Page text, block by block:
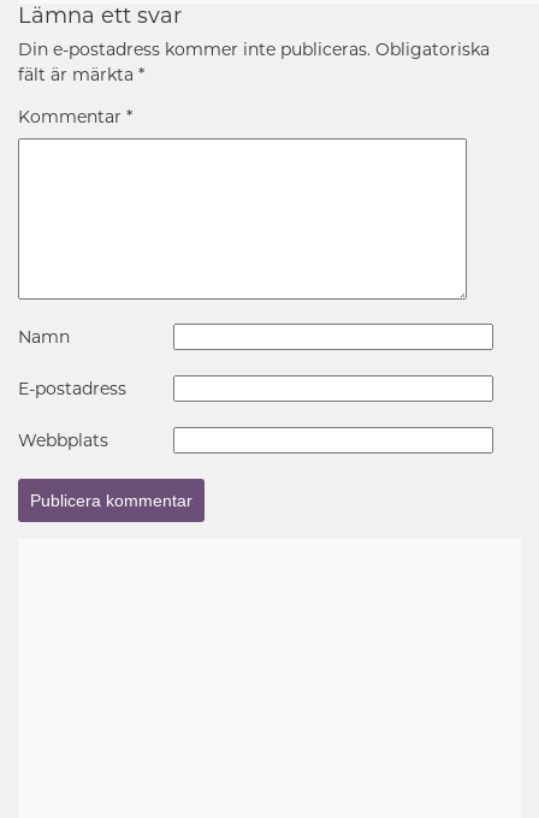
Lämna ett svar
Din e-postadress kommer inte publiceras. Obligatoriska
fält är märkta *
Kommentar *
Namn
E-postadress
Webbplats